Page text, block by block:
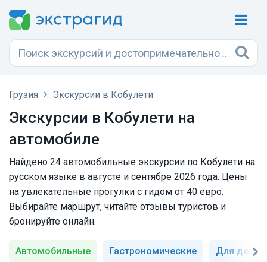
Грузия Экскурсии в Кобулети
Экскурсии в Кобулети на
автомобиле
Найдено 24 автомобильные экскурсии по Кобулети на
русском языке в августе и сентябре 2026 года. Цены
на увлекательные прогулки с гидом от 40 евро.
Выбирайте маршрут, читайте отзывы туристов и
бронируйте онлайн.
Автомобильные Гастрономические Для детей